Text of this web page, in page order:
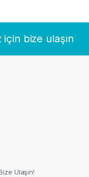
bize ulaşın
Ulaşın!